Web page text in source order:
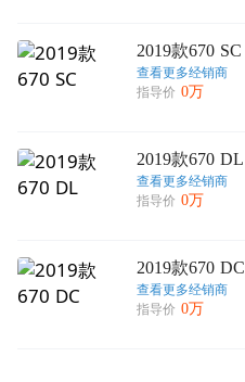
2019款670 SC
查看更多经销商
指导价 0万
2019款670 DL
查看更多经销商
指导价 0万
2019款670 DC
查看更多经销商
指导价 0万